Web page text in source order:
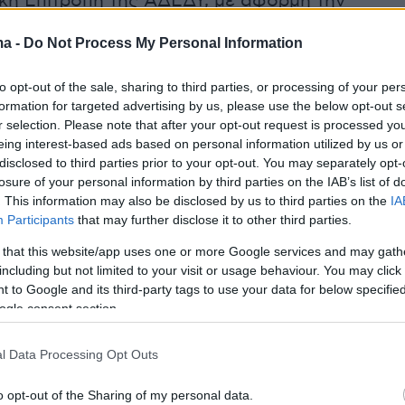
- Do Not Process My Personal Information
opt-out of the sale, sharing to third parties, or processing of your
for targeted advertising by us, please use the below opt-out
selection. Please note that after your opt-out request is processed
interest-based ads based on personal information utilized by us
to third parties prior to your opt-out. You may separately
of your personal information by third parties on the IAB’s list of
This information may also be disclosed by us to third parties on the
Participants that may further disclose it to other third parties.
that this website/app uses one or more Google services and may
but not limited to your visit or usage behaviour. You may
to Google and its third-party tags to use your data for below
consent section.
Data Processing Opt Outs
opt-out of the Sharing of my personal data.
αποφάσισε να κηρύξει τρίωρη πανελλαδική
στάση εργασίας σήμερα, Παρασκευή, 6
από τις 12:00 έως το τέλος του ωραρίου.
της "Ημέρας της Γυναίκας", ονομαζόταν
της Γυναίκας» και πραγματοποιήθηκε στις
του 1909 στη Νέα Υόρκη, όπου
από το Σοσιαλιστικό Κόμμα της Αμερικής
της Τερέζα Μαλκίελ. Αν και υπήρξαν
κατασκευή ενδυμάτων στην Νέα Υόρκη